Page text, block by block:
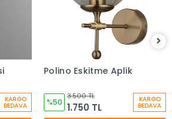
KARGO
BEDAVA
Polino Eskitme Aplik
%50
3.500 TL
1.750 TL
KARGO
BEDAVA